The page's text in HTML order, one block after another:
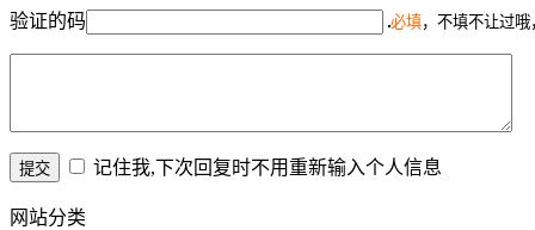
验证的码 必填，不填不让过哦
记住我,下次回复时不用重新输入个人信息
网站分类